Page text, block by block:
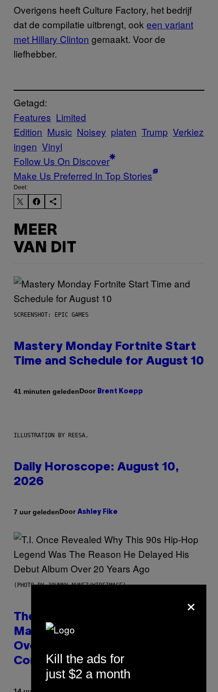
Overigens heeft Culture Factory, het bedrijf
dat de compilatie uitbrengt, ook een variant
met Hillary Clinton ​ gemaakt. Voor de
liefhebber.
Getagd:
Features Limited
Edition Music Noisey platen Trump Verkiez
ingen Vinyl
Follow Us On Discover
Make Us Preferred In Top Stories
Deel:
MEER
VAN DIT
SCREENSHOT: EPIC GAMES
Mastery Monday Fortnite Start
Time and Schedule for August 10
41 minuten geledenDoor Brent Koepp
ILLUSTRATION BY REESA.
Daily Horoscope: August 10,
2026
7 uur geledenDoor Ashley Fike
(PHOTO BY JOHNNY NUNEZ/WIREIMAGE)
The 90s Hip-Hop Legend Who
Made T.I. Delay His Debut Album
Over 20 Years Ago: ‘I Definitely
Conceded’
×
Kill the ads for
just $2 a month